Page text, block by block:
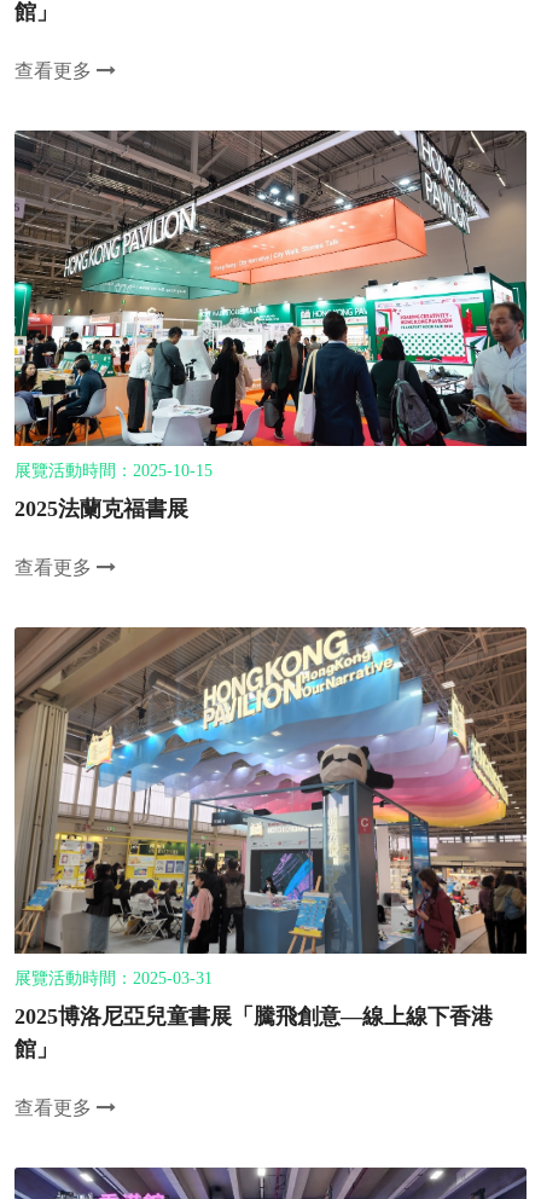
館」
查看更多
展覽活動時間：2025-10-15
2025法蘭克福書展
查看更多
展覽活動時間：2025-03-31
2025博洛尼亞兒童書展「騰飛創意—線上線下香港
館」
查看更多